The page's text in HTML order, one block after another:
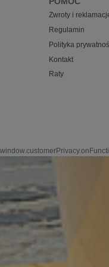
Zwroty i
Regulamin
Polityka
Kontakt
Raty